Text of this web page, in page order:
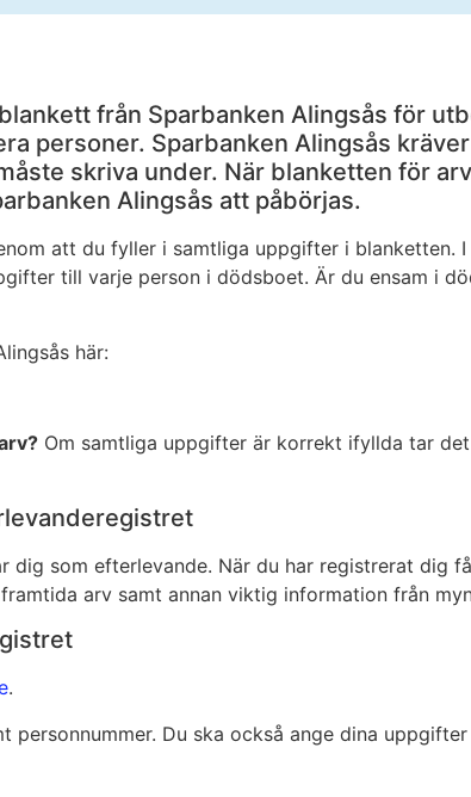
från Sparbanken Alingsås för
personer. Sparbanken Alingsås
skriva under. När blanketten för
Alingsås att påbörjas.
att du fyller i samtliga uppgifter i blanketten.
till varje person i dödsboet. Är du ensam i
här:
Om samtliga uppgifter är korrekt ifyllda tar
som efterlevande. När du har registrerat dig
arv samt annan viktig information från
.
personnummer. Du ska också ange dina